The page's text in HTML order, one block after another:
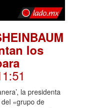
los
la presidenta
«grupo de